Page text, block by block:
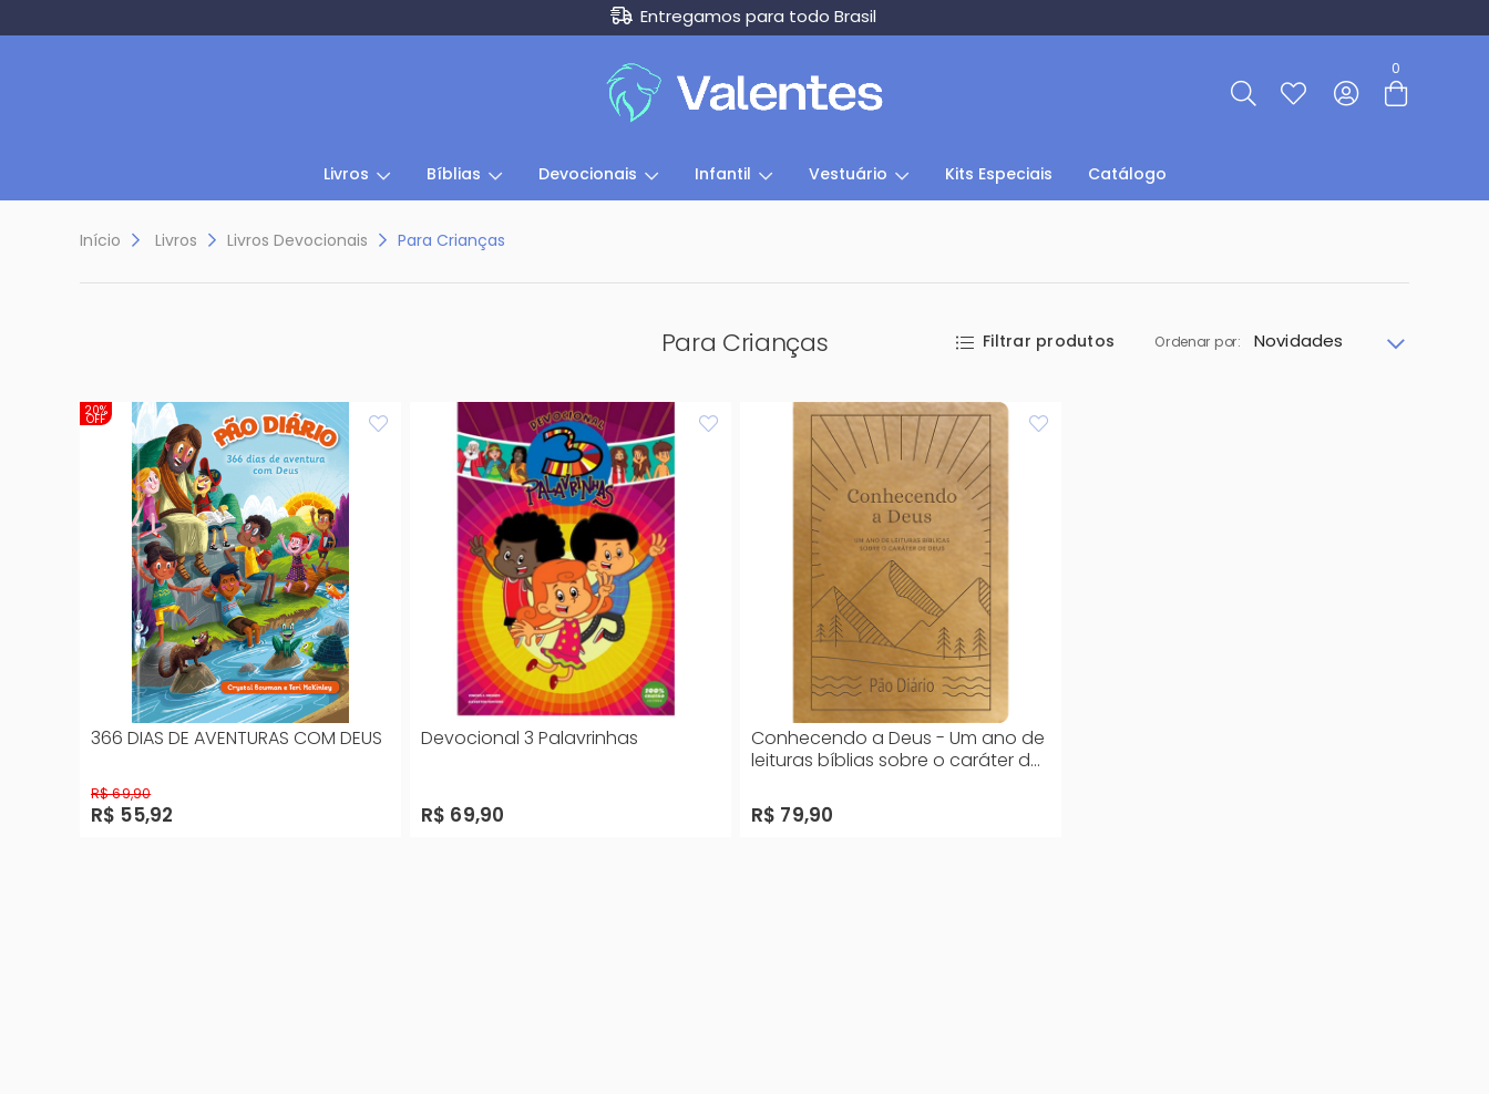
Entregamos para todo Brasil
0
Livros Bíblias Devocionais Infantil Vestuário Kits Especiais Catálogo
Início Livros Livros Devocionais Para Crianças
Para Crianças Filtrar produtos Novidades
Ordenar por:
20%
OFF
366 DIAS DE AVENTURAS COM DEUS
R$ 69,90
R$ 55,92
Devocional 3 Palavrinhas
R$ 69,90
Conhecendo a Deus - Um ano de
leituras bíblias sobre o caráter de
R$ 79,90